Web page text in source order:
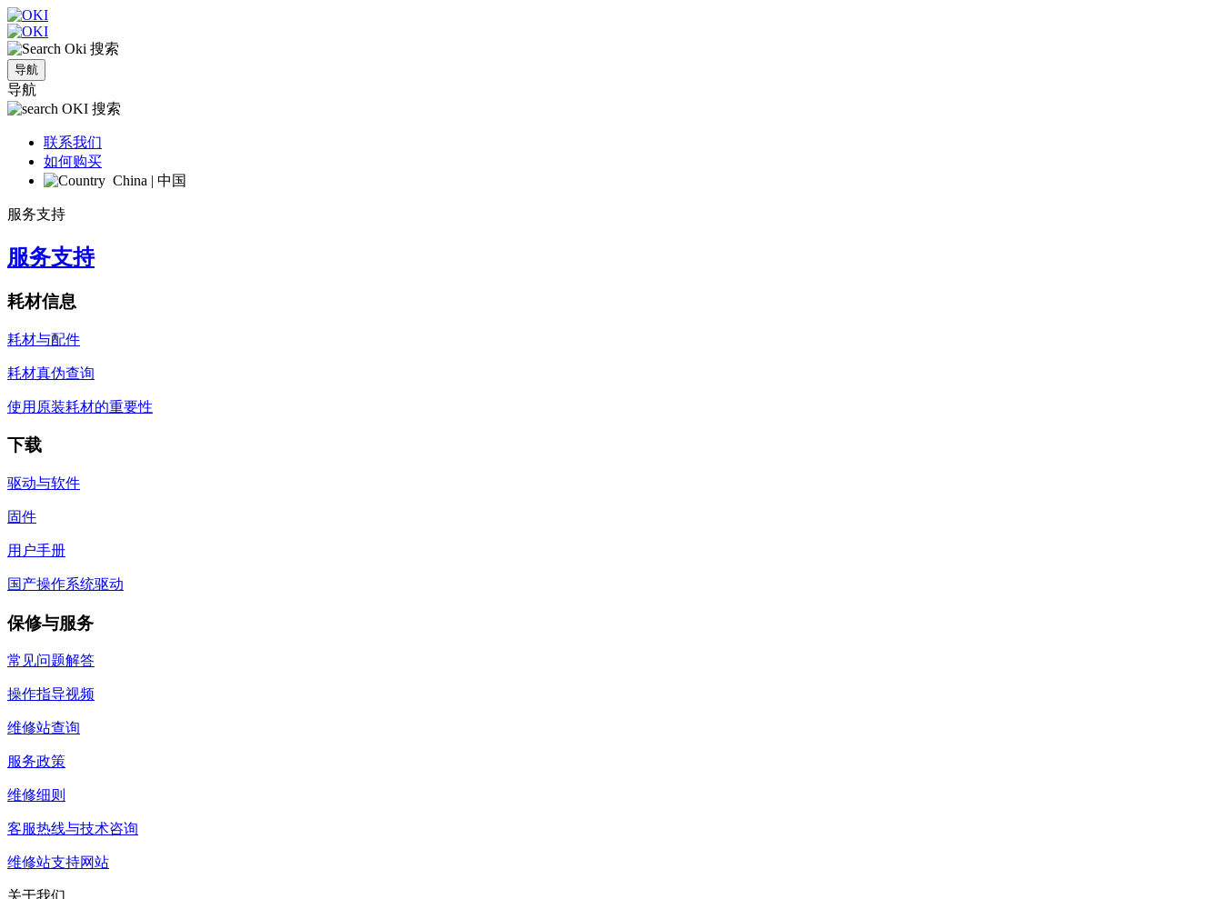
搜索
导航
导航
搜索
联系我们
如何购买
China | 中国
服务支持
服务支持
耗材信息
耗材与配件
耗材真伪查询
使用原装耗材的重要性
下载
驱动与软件
固件
用户手册
国产操作系统驱动
保修与服务
常见问题解答
操作指导视频
维修站查询
服务政策
维修细则
客服热线与技术咨询
维修站支持网站